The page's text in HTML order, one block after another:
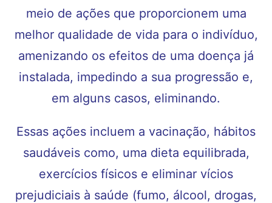
meio de ações que proporcionem uma
melhor qualidade de vida para o indivíduo,
amenizando os efeitos de uma doença já
instalada, impedindo a sua progressão e,
em alguns casos, eliminando.
Essas ações incluem a vacinação, hábitos
saudáveis como, uma dieta equilibrada,
exercícios físicos e eliminar vícios
prejudiciais à saúde (fumo, álcool, drogas,